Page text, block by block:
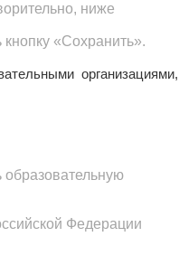
ниже
«Сохранить».
организациями,
образовательную
Федерации